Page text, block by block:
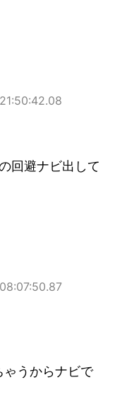
回避ナビ出して
うからナビで